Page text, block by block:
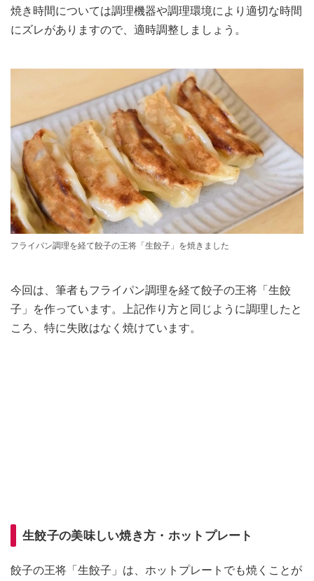
焼き時間については調理機器や調理環境により適切な時間
にズレがありますので、適時調整しましょう。
フライパン調理を経て餃子の王将「生餃子」を焼きました
今回は、筆者もフライパン調理を経て餃子の王将「生餃
子」を作っています。上記作り方と同じように調理したと
ころ、特に失敗はなく焼けています。
生餃子の美味しい焼き方・ホットプレート
餃子の王将「生餃子」は、ホットプレートでも焼くことが